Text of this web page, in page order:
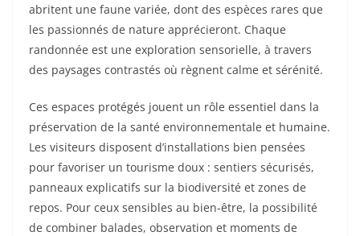
abritent une faune variée, dont des espèces rares que
les passionnés de nature apprécieront. Chaque
randonnée est une exploration sensorielle, à travers
des paysages contrastés où règnent calme et sérénité.
Ces espaces protégés jouent un rôle essentiel dans la
préservation de la santé environnementale et humaine.
Les visiteurs disposent d’installations bien pensées
pour favoriser un tourisme doux : sentiers sécurisés,
panneaux explicatifs sur la biodiversité et zones de
repos. Pour ceux sensibles au bien-être, la possibilité
de combiner balades, observation et moments de